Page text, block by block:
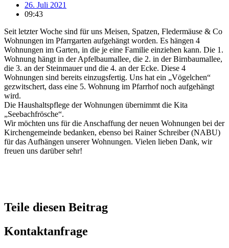
26. Juli 2021
09:43
Seit letzter Woche sind für uns Meisen, Spatzen, Fledermäuse & Co
Wohnungen im Pfarrgarten aufgehängt worden. Es hängen 4
Wohnungen im Garten, in die je eine Familie einziehen kann. Die 1.
Wohnung hängt in der Apfelbaumallee, die 2. in der Birnbaumallee,
die 3. an der Steinmauer und die 4. an der Ecke. Diese 4
Wohnungen sind bereits einzugsfertig. Uns hat ein „Vögelchen“
gezwitschert, dass eine 5. Wohnung im Pfarrhof noch aufgehängt
wird.
Die Haushaltspflege der Wohnungen übernimmt die Kita
„Seebachfrösche“.
Wir möchten uns für die Anschaffung der neuen Wohnungen bei der
Kirchengemeinde bedanken, ebenso bei Rainer Schreiber (NABU)
für das Aufhängen unserer Wohnungen. Vielen lieben Dank, wir
freuen uns darüber sehr!
Teile diesen Beitrag
Kontaktanfrage